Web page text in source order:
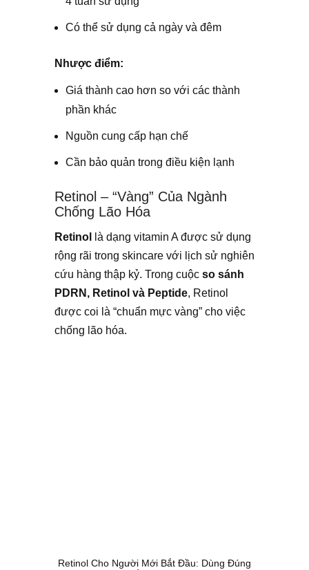
Có thể sử dụng cả ngày và đêm
Nhược điểm:
Giá thành cao hơn so với các thành
phần khác
Nguồn cung cấp hạn chế
Cần bảo quản trong điều kiện lạnh
Retinol – “Vàng” Của Ngành
Chống Lão Hóa
Retinol
là dạng vitamin A được sử dụng
rộng rãi trong skincare với lịch sử nghiên
cứu hàng thập kỷ. Trong cuộc so sánh
PDRN, Retinol và Peptide, Retinol
được coi là “chuẩn mực vàng” cho việc
chống lão hóa.
Retinol Cho Người Mới Bắt Đầu: Dùng Đúng